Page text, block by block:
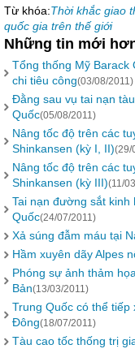
Từ khóa:Thời khắc giao
quốc gia trên thế giới
Những tin mới
Tổng thống Mỹ Barack
chi tiêu công(03/08/2011)
Đằng sau vụ tai nạn
Quốc(05/08/2011)
Nâng tốc độ trên các
Shinkansen (kỳ I, II)(29/
Nâng tốc độ trên các
Shinkansen (kỳ III)(11/
Tai nạn đường sắt kinh
Quốc(24/07/2011)
Xả súng đẫm máu tại
Hầm xuyên dãy Alpes
Phóng sự ảnh thảm
Bản(13/03/2011)
Trung Quốc có thể
Đông(18/07/2011)
Tàu cao tốc thống trị